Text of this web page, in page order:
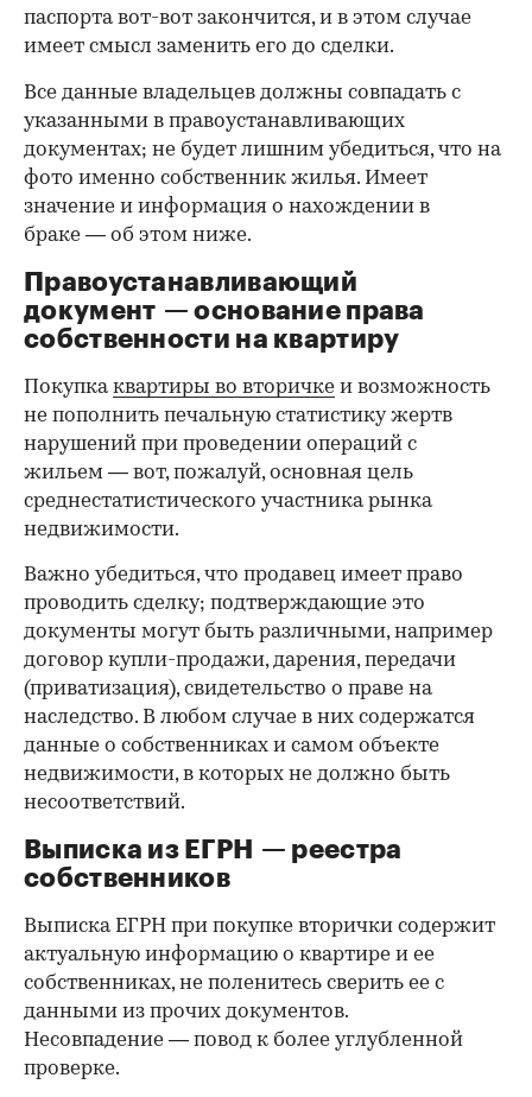
паспорта вот-вот закончится, и в этом случае
имеет смысл заменить его до сделки.
00:00 / 00:00
Все данные владельцев должны совпадать с
указанными в правоустанавливающих
документах; не будет лишним убедиться, что на
фото именно собственник жилья. Имеет
значение и информация о нахождении в
браке — об этом ниже.
Правоустанавливающий
документ — основание права
собственности на квартиру
Покупкаквартиры во вторичке и возможность
не пополнить печальную статистику жертв
нарушений при проведении операций с
жильем — вот, пожалуй, основная цель
среднестатистического участника рынка
недвижимости.
Важно убедиться, что продавец имеет право
проводить сделку; подтверждающие это
документы могут быть различными, например
договор купли-продажи, дарения, передачи
(приватизация), свидетельство о праве на
наследство. В любом случае в них содержатся
данные о собственниках и самом объекте
недвижимости, в которых не должно быть
несоответствий.
Выписка из ЕГРН — реестра
собственников
Выписка ЕГРН при покупке вторички содержит
актуальную информацию о квартире и ее
собственниках, не поленитесь сверить ее с
данными из прочих документов.
Несовпадение — повод к более углубленной
проверке.